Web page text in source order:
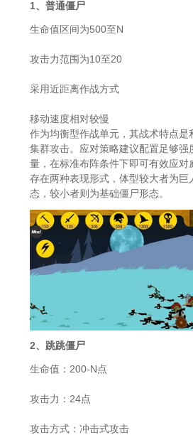
1、普通僵尸
生命值区间为500至N
攻击力范围为10至20
采用近距离作战方式
移动速度相对较慢
作为均衡型作战单元，其战术特点是
集群攻击。应对策略建议配置足够强
量，在标准布阵条件下即可有效应对
存在两种表现形式，体型较大者为巨
态，较小者则为基础僵尸形态。
2、跳跳僵尸
生命值：200-N点
攻击力：24点
攻击方式：冲击式攻击